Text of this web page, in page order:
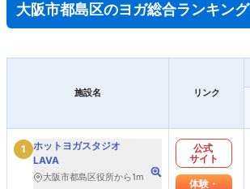
大阪市都島区のヨガ総合ランキング
施設名 リンク
1
ホットヨガスタジオ
LAVA
大阪市都島区役所から1m
公式
サイト
体験・